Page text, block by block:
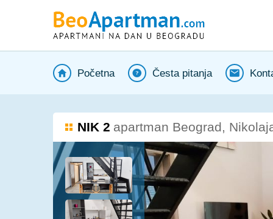
Početna Česta pitanja
NIK 2 apartman Beograd,